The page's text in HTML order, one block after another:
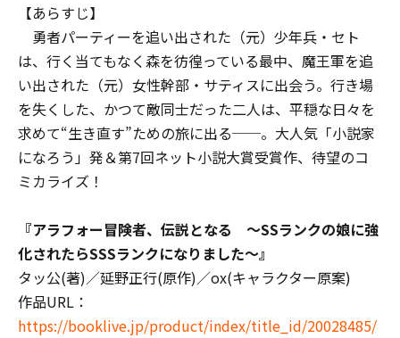
【あらすじ】
勇者パーティーを追い出された（元）少年兵・セト
は、行く当てもなく森を彷徨っている最中、魔王軍を追
い出された（元）女性幹部・サティスに出会う。行き場
を失くした、かつて敵同士だった二人は、平穏な日々を
求めて“生き直す”ための旅に出る──。大人気「小説家
になろう」発＆第7回ネット小説大賞受賞作、待望のコ
ミカライズ！
『アラフォー冒険者、伝説となる ～SSランクの娘に強
化されたらSSSランクになりました～』
タッ公(著)／延野正行(原作)／ox(キャラクター原案)
作品URL：
https://booklive.jp/product/index/title_id/20028485/